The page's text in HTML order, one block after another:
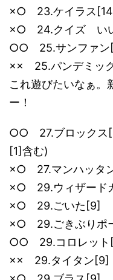
×○ 23.ケイラス
×○ 24.クイズ いい
○○ 25.サンファン
×× 25.パンデミッ
これ遊びたいなぁ。
ー！
○○ 27.ブロックス
[1]含む)
×○ 27.マンハッタ
×○ 29.ウィザード
×○ 29.ごいた[9]
×○ 29.ごきぶりポ
○○ 29.コロレット
×× 29.タイタン[9]